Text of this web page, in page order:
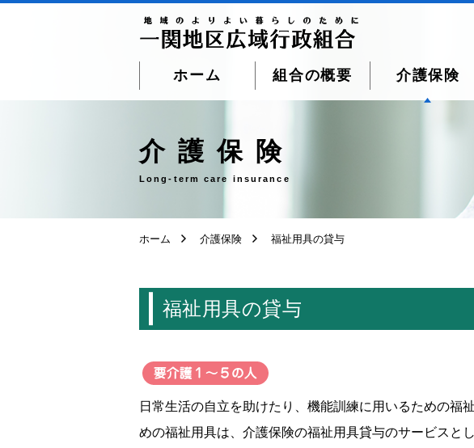
ホーム 組合の概要 介護保険
介護保険
Long-term care insurance
ホーム 介護保険 福祉用具の貸与
福祉用具の貸与
日常生活の自立を助けたり、機能訓練に用いるための福
めの福祉用具は、介護保険の福祉用具貸与のサービスと